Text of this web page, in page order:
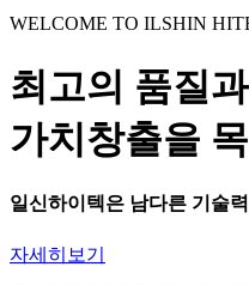
WELCOME TO ILSHIN
최고의 품질
가치창출을
일신하이텍 은 남다른 기술
자세히보기